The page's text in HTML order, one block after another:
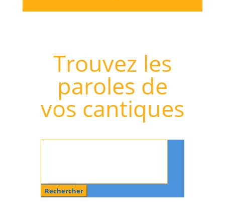
Trouvez les
paroles de
vos cantiques